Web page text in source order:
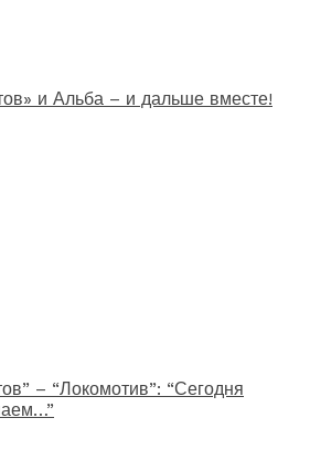
и Альба – и дальше вместе!
– “Локомотив”: “Сегодня